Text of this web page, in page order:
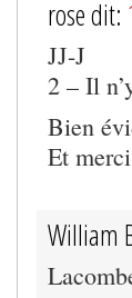
rose dit:
JJ-J
2 – Il
Bien
Et
William